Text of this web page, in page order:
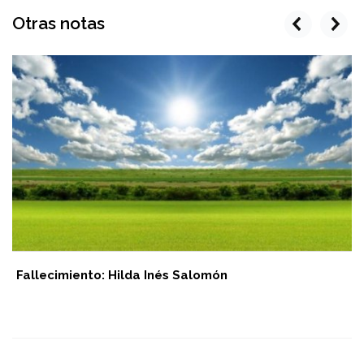
Otras notas
Fallecimiento: Hilda Inés Salomón
prev next